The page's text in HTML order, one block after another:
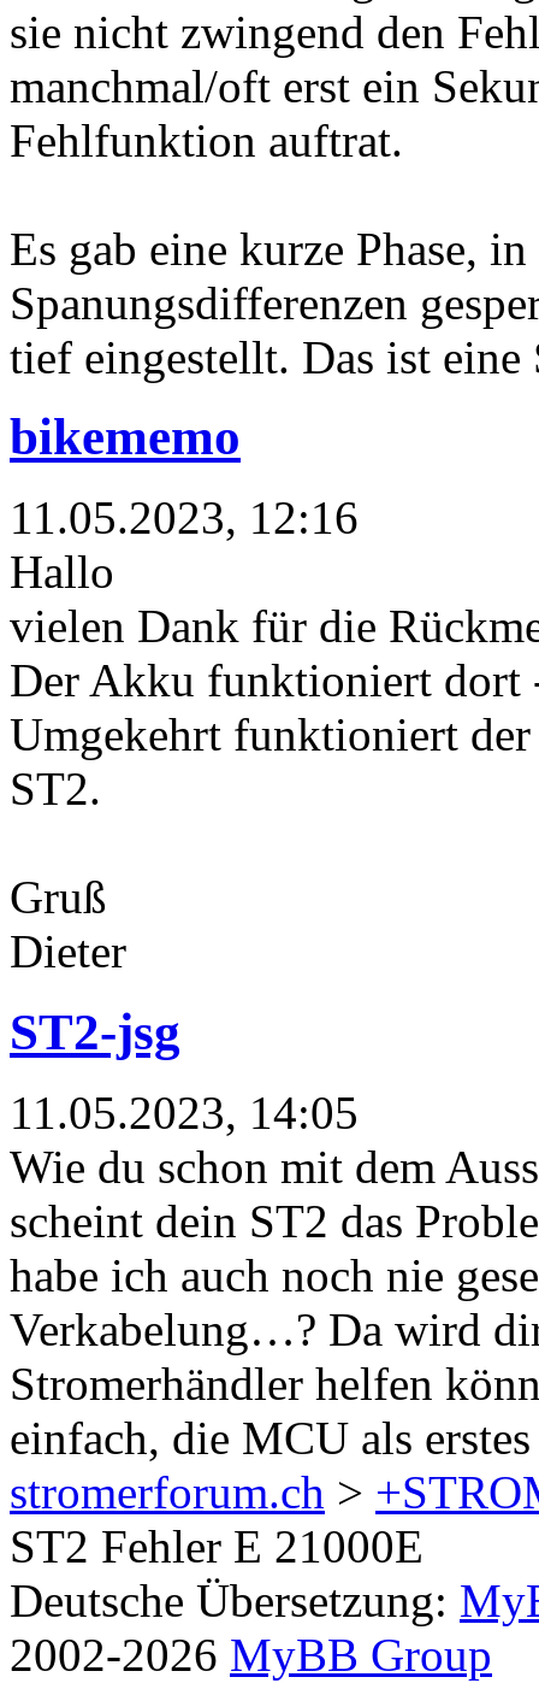
sie nicht zwingend den
manchmal/oft erst ein
Fehlfunktion auftrat.
Es gab eine kurze Phase,
Spanungsdifferenzen
tief eingestellt. Das ist eine
bikememo
11.05.2023, 12:16
Hallo
vielen Dank für die
Der Akku funktioniert dort
Umgekehrt funktioniert
ST2.
Gruß
Dieter
ST2-jsg
11.05.2023, 14:05
Wie du schon mit dem
scheint dein ST2 das
habe ich auch noch nie
Verkabelung…? Da wird
Stromerhändler helfen
einfach, die MCU als
stromerforum.ch >
ST2 Fehler E 21000E
Deutsche Übersetzung:
2002-2026 MyBB Group